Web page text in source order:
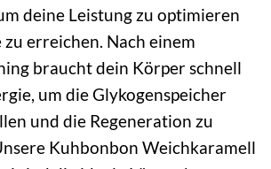
deine Leistung zu optimieren
erreichen. Nach einem
braucht dein Körper schnell
um die Glykogenspeicher
und die Regeneration zu
Kuhbonbon Weichkaramell